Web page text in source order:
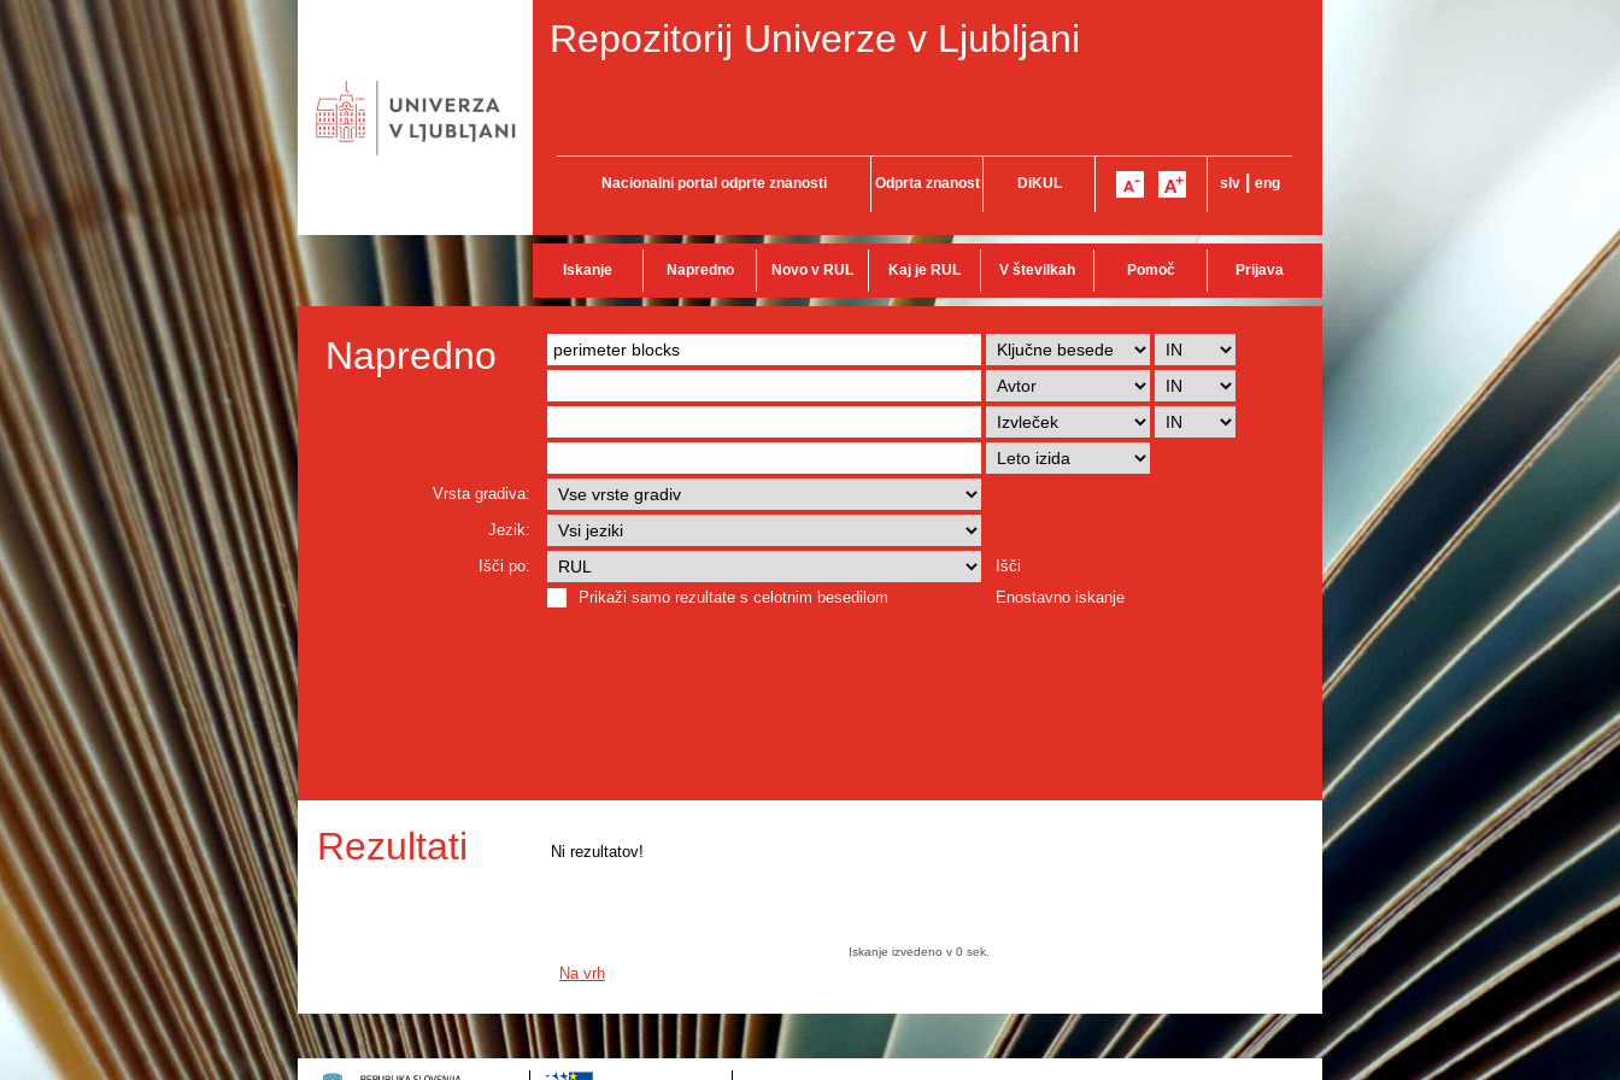
Repozitorij Univerze v Ljubljani
Nacionalni portal odprte znanosti Odprta znanost DiKUL slv eng
Iskanje Napredno Novo v RUL Kaj je RUL V številkah Pomoč Prijava
Napredno
Vrsta gradiva:
Jezik:
Išči po:
Išči
Prikaži samo rezultate s celotnim besedilom
Enostavno iskanje
Rezultati Ni rezultatov!
Iskanje izvedeno v 0 sek.
Na vrh